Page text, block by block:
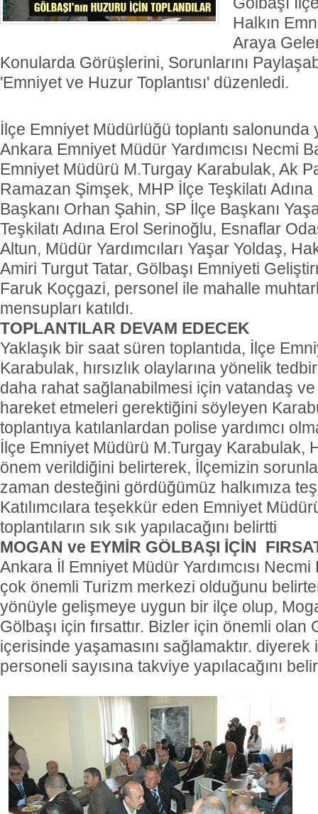
Halkın
Araya
Konularda Görüşlerini, Sorunlarını
'Emniyet ve Huzur Toplantısı' düzenledi.
İlçe Emniyet Müdürlüğü toplantı salonunda
Ankara Emniyet Müdür Yardımcısı Necmi
Emniyet Müdürü M.Turgay Karabulak, Ak
Ramazan Şimşek, MHP İlçe Teşkilatı
Başkanı Orhan Şahin, SP İlçe Başkanı
Teşkilatı Adına Erol Serinoğlu, Esnaflar
Altun, Müdür Yardımcıları Yaşar Yoldaş,
Amiri Turgut Tatar, Gölbaşı Emniyeti
Faruk Koçgazi, personel ile mahalle
mensupları katıldı.
TOPLANTILAR DEVAM EDECEK
Yaklaşık bir saat süren toplantıda, İlçe
Karabulak, hırsızlık olaylarına yönelik
daha rahat sağlanabilmesi için vatandaş
hareket etmeleri gerektiğini söyleyen
toplantıya katılanlardan polise yardımcı
İlçe Emniyet Müdürü M.Turgay Karabulak,
önem verildiğini belirterek, İlçemizin
zaman desteğini gördüğümüz halkımıza
Katılımcılara teşekkür eden Emniyet
toplantıların sık sık yapılacağını belirtti
MOGAN ve EYMİR GÖLBAŞI İÇİN
Ankara İl Emniyet Müdür Yardımcısı Necmi
çok önemli Turizm merkezi olduğunu
yönüyle gelişmeye uygun bir ilçe olup,
Gölbaşı için fırsattır. Bizler için önemli olan
içerisinde yaşamasını sağlamaktır.
personeli sayısına takviye yapılacağını